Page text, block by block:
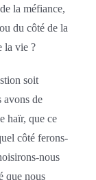
la méfiance,
du côté de la
la vie ?
soit
avons de
haïr, que ce
côté ferons-
nous
que nous